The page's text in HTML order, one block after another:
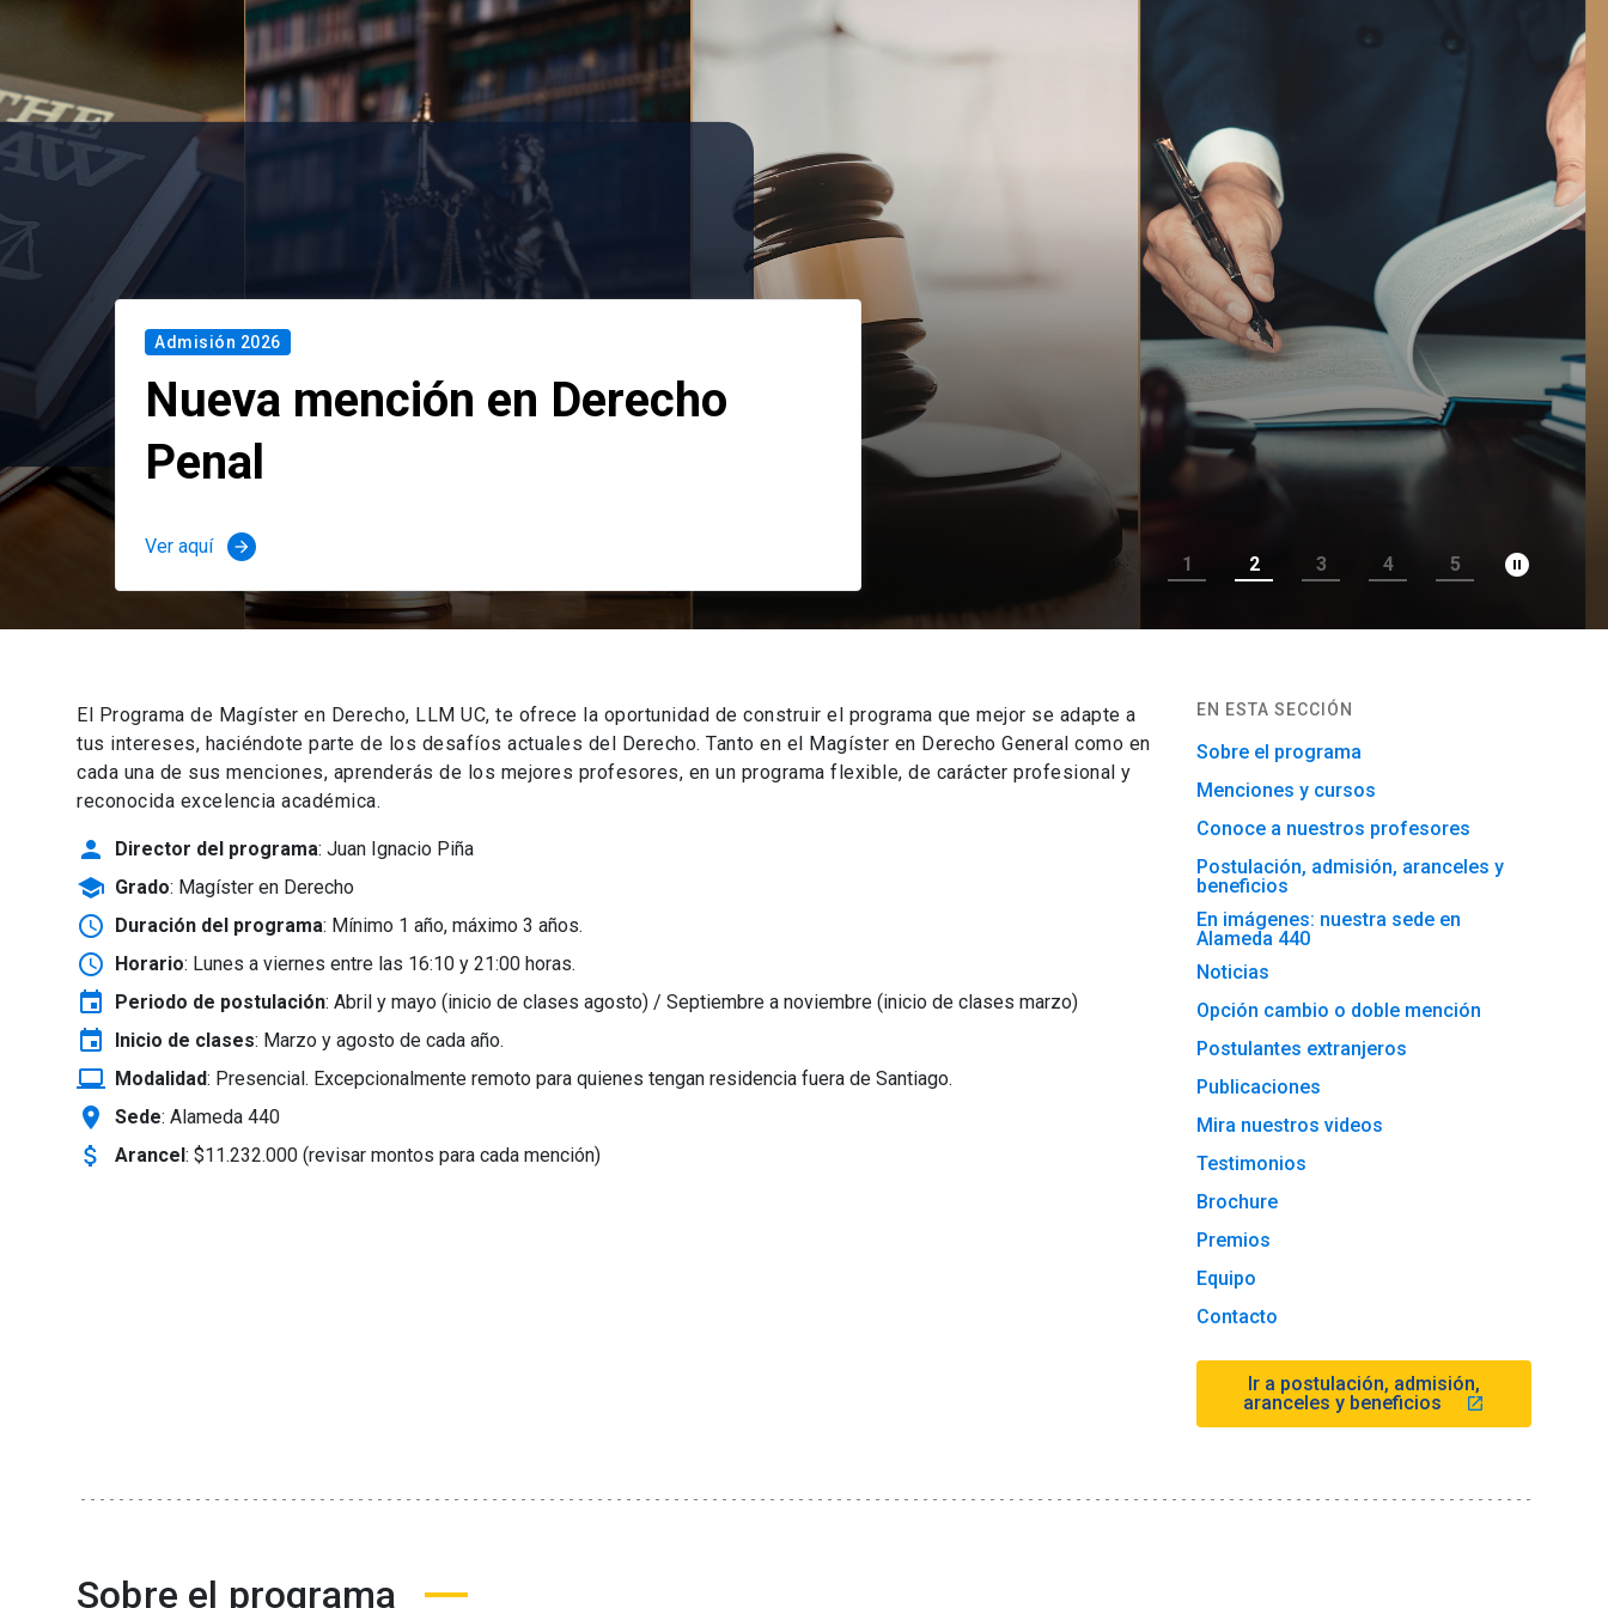
Admisión 2026
Nueva mención en Derecho
Penal
Ver aquí arrow_forward
1 2 3 4 5 pause_circle_filled
El Programa de Magíster en Derecho, LLM UC, te ofrece la oportunidad de construir el programa que mejor se adapte a
tus intereses, haciéndote parte de los desafíos actuales del Derecho. Tanto en el Magíster en Derecho General como en
cada una de sus menciones, aprenderás de los mejores profesores, en un programa flexible, de carácter profesional y
reconocida excelencia académica.
person Director del programa: Juan Ignacio Piña
school Grado: Magíster en Derecho
schedule Duración del programa: Mínimo 1 año, máximo 3 años.
schedule Horario: Lunes a viernes entre las 16:10 y 21:00 horas.
event Periodo de postulación: Abril y mayo (inicio de clases agosto) / Septiembre a noviembre (inicio de clases marzo)
event Inicio de clases: Marzo y agosto de cada año.
laptop_windows Modalidad: Presencial. Excepcionalmente remoto para quienes tengan residencia fuera de Santiago.
location_on Sede: Alameda 440
attach_money Arancel: $11.232.000 (revisar montos para cada mención)
EN ESTA SECCIÓN
Sobre el programa
Menciones y cursos
Conoce a nuestros profesores
Postulación, admisión, aranceles y
beneficios
En imágenes: nuestra sede en
Alameda 440
Noticias
Opción cambio o doble mención
Postulantes extranjeros
Publicaciones
Mira nuestros videos
Testimonios
Brochure
Premios
Equipo
Contacto
Ir a postulación, admisión,
aranceles y beneficios
launch
Sobre el programa